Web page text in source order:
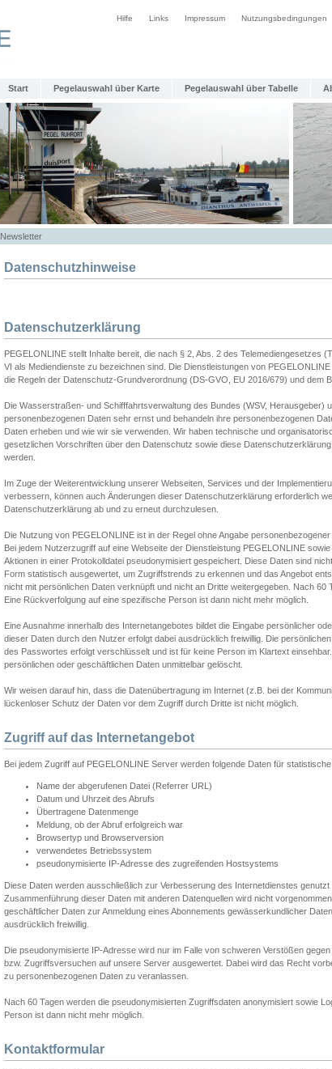
Hilfe Links Impressum Nutzungsbedingungen
Start Pegelauswahl über Karte Pegelauswahl über Tabelle
Newsletter
Datenschutzhinweise
Datenschutzerklärung
PEGELONLINE stellt Inhalte bereit, die nach § 2, Abs. 2 des Telemediengesetzes
VI als Mediendienste zu bezeichnen sind. Die Dienstleistungen von
die Regeln der Datenschutz-Grundverordnung (DS-GVO, EU 2016/679) und dem
Die Wasserstraßen- und Schifffahrtsverwaltung des Bundes (WSV, Herausgeber)
personenbezogenen Daten sehr ernst und behandeln ihre personenbezogenen
Daten erheben und wie wir sie verwenden. Wir haben technische und
gesetzlichen Vorschriften über den Datenschutz sowie diese
werden.
Im Zuge der Weiterentwicklung unserer Webseiten, Services und der
verbessern, können auch Änderungen dieser Datenschutzerklärung erforderlich
Datenschutzerklärung ab und zu erneut durchzulesen.
Die Nutzung von PEGELONLINE ist in der Regel ohne Angabe
Bei jedem Nutzerzugriff auf eine Webseite der Dienstleistung PEGELONLINE
Aktionen in einer Protokolldatei pseudonymisiert gespeichert. Diese Daten sind
Form statistisch ausgewertet, um Zugriffstrends zu erkennen und das Angebot
nicht mit persönlichen Daten verknüpft und nicht an Dritte weitergegeben. Nach
Eine Rückverfolgung auf eine spezifische Person ist dann nicht mehr möglich.
Eine Ausnahme innerhalb des Internetangebotes bildet die Eingabe persönlicher
dieser Daten durch den Nutzer erfolgt dabei ausdrücklich freiwillig. Die
des Passwortes erfolgt verschlüsselt und ist für keine Person im Klartext
persönlichen oder geschäftlichen Daten unmittelbar gelöscht.
Wir weisen darauf hin, dass die Datenübertragung im Internet (z.B. bei der
lückenloser Schutz der Daten vor dem Zugriff durch Dritte ist nicht möglich.
Zugriff auf das Internetangebot
Bei jedem Zugriff auf PEGELONLINE Server werden folgende Daten für
Name der abgerufenen Datei (Referrer URL)
Datum und Uhrzeit des Abrufs
Übertragene Datenmenge
Meldung, ob der Abruf erfolgreich war
Browsertyp und Browserversion
verwendetes Betriebssystem
pseudonymisierte IP-Adresse des zugreifenden Hostsystems
Diese Daten werden ausschließlich zur Verbesserung des Internetdienstes
Zusammenführung dieser Daten mit anderen Datenquellen wird nicht
geschäftlicher Daten zur Anmeldung eines Abonnements gewässerkundlicher
ausdrücklich freiwillig.
Die pseudonymisierte IP-Adresse wird nur im Falle von schweren Verstößen
bzw. Zugriffsversuchen auf unsere Server ausgewertet. Dabei wird das Recht
zu personenbezogenen Daten zu veranlassen.
Nach 60 Tagen werden die pseudonymisierten Zugriffsdaten anonymisiert sowie
Person ist dann nicht mehr möglich.
Kontaktformular